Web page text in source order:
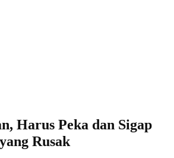
Harus Peka dan Sigap
Rusak